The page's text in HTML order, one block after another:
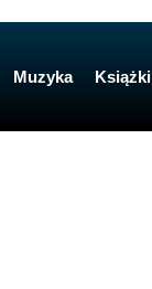
Muzyka Książki